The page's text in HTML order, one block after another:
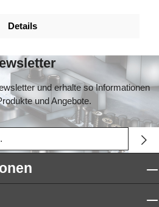
Details
und erhalte so Informationen
und Angebote.